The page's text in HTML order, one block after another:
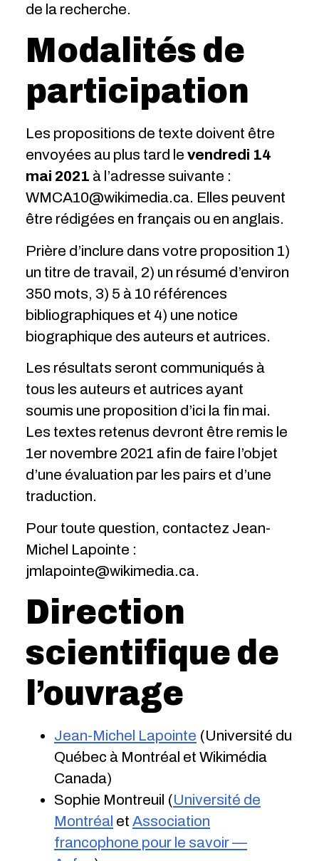
de la recherche.
Modalités de
participation
Les propositions de texte doivent être
envoyées au plus tard le vendredi 14
mai 2021 à l’adresse suivante :
WMCA10@wikimedia.ca. Elles peuvent
être rédigées en français ou en anglais.
Prière d’inclure dans votre proposition 1)
un titre de travail, 2) un résumé d’environ
350 mots, 3) 5 à 10 références
bibliographiques et 4) une notice
biographique des auteurs et autrices.
Les résultats seront communiqués à
tous les auteurs et autrices ayant
soumis une proposition d’ici la fin mai.
Les textes retenus devront être remis le
1er novembre 2021 afin de faire l’objet
d’une évaluation par les pairs et d’une
traduction.
Pour toute question, contactez Jean-
Michel Lapointe :
jmlapointe@wikimedia.ca.
Direction
scientifique de
l’ouvrage
Jean-Michel Lapointe (Université du
Québec à Montréal et Wikimédia
Canada)
Sophie Montreuil (Université de
Montréal et Association
francophone pour le savoir —